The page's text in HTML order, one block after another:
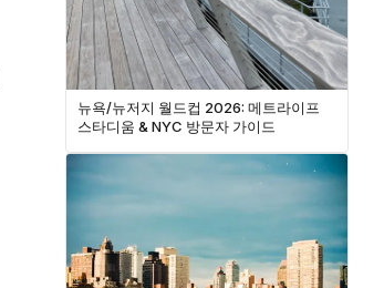
뉴욕/뉴저지 월드컵 2026: 메트라이프
스타디움 & NYC 방문자 가이드